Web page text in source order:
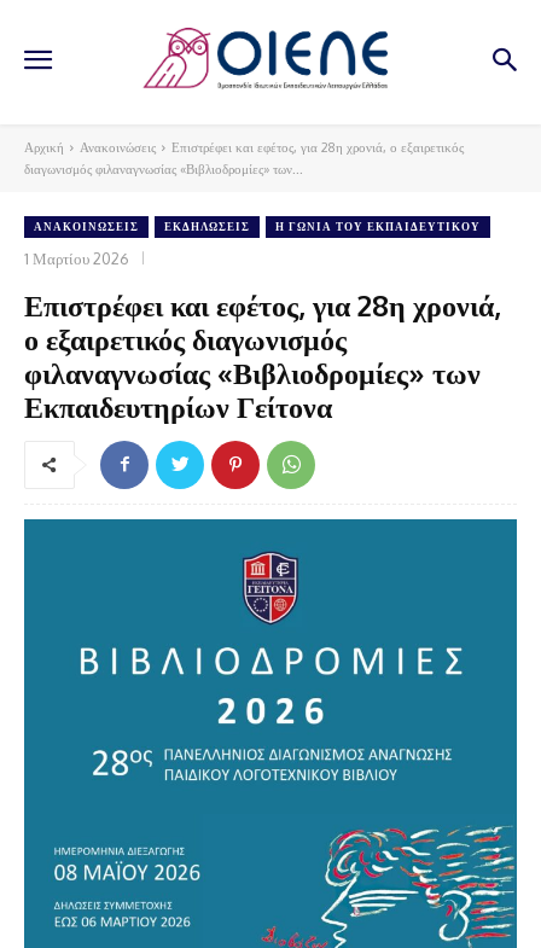
Αρχική Ανακοινώσεις
Επιστρέφει και εφέτος, για 28η χρονιά, ο εξαιρετικός
διαγωνισμός φιλαναγνωσίας «Βιβλιοδρομίες» των...
ΑΝΑΚΟΙΝΏΣΕΙΣ ΕΚΔΗΛΏΣΕΙΣ Η ΓΩΝΙΆ ΤΟΥ ΕΚΠΑΙΔΕΥΤΙΚΟΎ
1 Μαρτίου 2026
Επιστρέφει και εφέτος, για 28η χρονιά,
ο εξαιρετικός διαγωνισμός
φιλαναγνωσίας «Βιβλιοδρομίες» των
Εκπαιδευτηρίων Γείτονα